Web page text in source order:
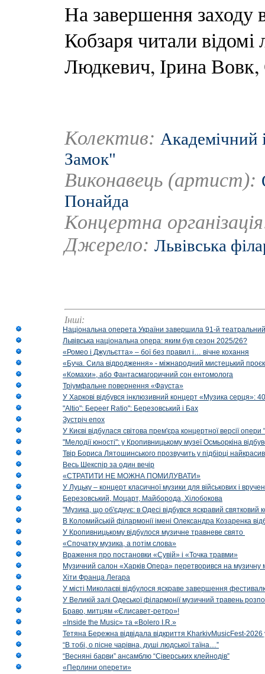
На завершення заходу
Кобзаря читали
Людкевич, Ірина
Колектив: Академічний
Замок"
Виконавець (артист):
Понайда
Концертна
Джерело: Львівська
Інші:
Національна оперета України завершила 91-й
Львівська національна опера: яким був сезон 2025/26?
«Ромео і Джульєтта» – бої без правил і… вічне кохання
«Буча. Сила відродження» - міжнародний мистецький
«Комахи», або Фантасмагоричний сон ентомолога
Тріумфальне повернення «Фауста»
У Харкові відбувся інклюзивний концерт «Музика серця»:
"Altio": Береer Ratio": Березовський і Бах
Зустріч епох
У Києві відбулася світова прем'єра концертної версії
"Мелодії юності": у Кропивницькому музеї Осмьоркіна
Твір Бориса Лятошинського прозвучить у підбірці
Весь Шекспір за один вечір
«СТРАТИТИ НЕ МОЖНА ПОМИЛУВАТИ»
У Луцьку – концерт класичної музики для військових і
Березовський, Моцарт, Майборода, Хілобокова
"Музика, що об'єднує: в Одесі відбувся яскравий
В Коломийській філармонії імені Олександра Козаренка
У Кропивницькому відбулося музичне травневе свято
«Спочатку музика, а потім слова»
Враження про постановки «Сувій» і «Точка травми»
Музичний салон «Харків Опера» перетворився на музичну
Хіти Франца Легара
У місті Миколаєві відбулося яскраве завершення
У Великій залі Одеської філармонії музичний травень
Браво, митцям «Єлисавет-ретро»!
«Inside the Music» та «Bolero I.R.»
Тетяна Бережна відвідала відкриття KharkivMusicFest-2026
“В тобі, о пісне чарівна, душі людської таїна…”
“Весняні барви” ансамблю “Сіверських клейнодів”
«Перлини оперети»